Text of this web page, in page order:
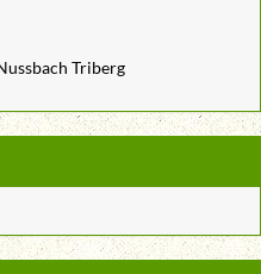
Triberg